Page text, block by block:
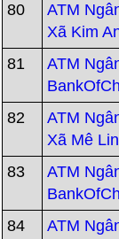
80
ATM
Xã Kim
81
ATM
82
ATM
Xã Mê
83
ATM
84 ATM